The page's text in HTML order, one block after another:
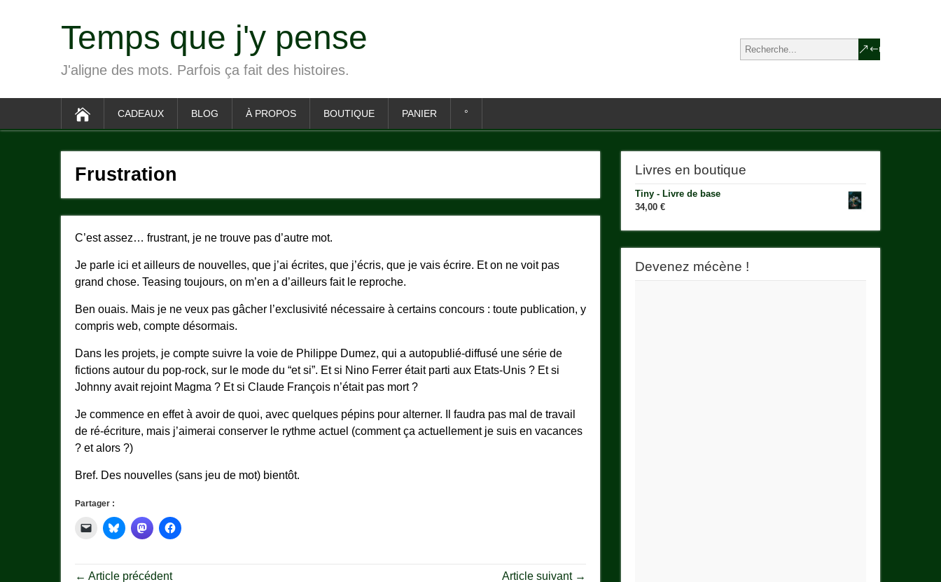
Temps que j'y pense
J'aligne des mots. Parfois ça fait des histoires.
CADEAUX BLOG À PROPOS BOUTIQUE PANIER °
Frustration
C’est assez… frustrant, je ne trouve pas d’autre mot.
Je parle ici et ailleurs de nouvelles, que j’ai écrites, que j’écris, que je vais écrire. Et on ne voit pas
grand chose. Teasing toujours, on m’en a d’ailleurs fait le reproche.
Ben ouais. Mais je ne veux pas gâcher l’exclusivité nécessaire à certains concours : toute publication, y
compris web, compte désormais.
Dans les projets, je compte suivre la voie de Philippe Dumez, qui a autopublié-diffusé une série de
fictions autour du pop-rock, sur le mode du “et si”. Et si Nino Ferrer était parti aux Etats-Unis ? Et si
Johnny avait rejoint Magma ? Et si Claude François n’était pas mort ?
Je commence en effet à avoir de quoi, avec quelques pépins pour alterner. Il faudra pas mal de travail
de ré-écriture, mais j’aimerai conserver le rythme actuel (comment ça actuellement je suis en vacances
? et alors ?)
Bref. Des nouvelles (sans jeu de mot) bientôt.
Partager :
← Article précédent Article suivant →
Livres en boutique
Tiny - Livre de base
34,00 €
Devenez mécène !